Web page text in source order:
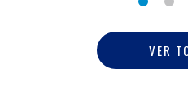
VER